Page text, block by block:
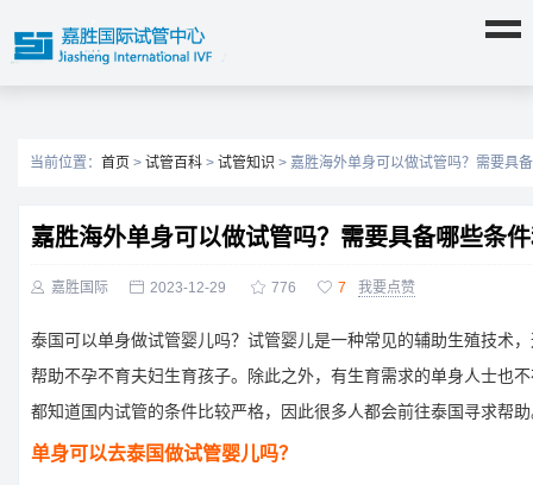
当前位置： 首页 > 试管百科 > 试管知识 > 嘉胜海外单身可以做试管吗？需要具
嘉胜海外单身可以做试管吗？需要具备哪些条
 嘉胜国际  2023-12-29  776  7 我要点赞
泰国可以单身做试管婴儿吗？试管婴儿是一种常见的辅助生殖技术
帮助不孕不育夫妇生育孩子。除此之外，有生育需求的单身人士也
都知道国内试管的条件比较严格，因此很多人都会前往泰国寻求帮
单身可以去泰国做试管婴儿吗？